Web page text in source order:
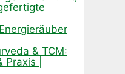
& TCM:
|